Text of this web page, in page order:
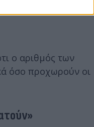
ο αριθμός των
όσο προχωρούν οι